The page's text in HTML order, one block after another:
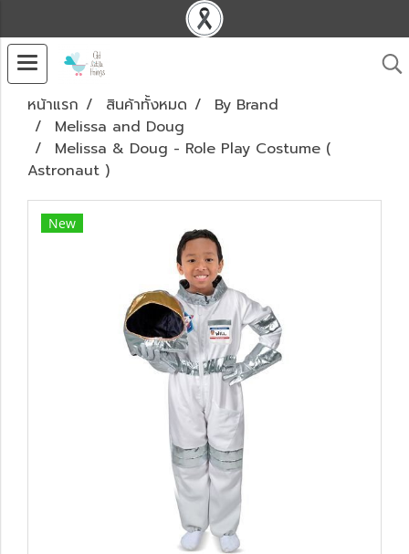
หน้าแรก สินค้าทั้งหมด
By Brand
Melissa and Doug
Melissa & Doug - Role Play Costume (
Astronaut )
New